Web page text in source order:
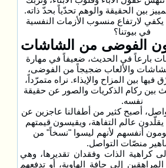
بين الحقيقة والوهم تحدّياً بحدّ ذاته.
لارتفاع منسوب الأزمات النفسية
في بيوتنا؟
الفوضى من الشاشات
بارعاً في الحديث، ضعيفاً في مهارة
والألعاب ضجيجاً من الفوضى،
بين المزاح والإيذاء. نراه متمرّداً،
بين ركام الذكريات والصور عن حقيقة
نفسه.
أصبح كثير من أطفالنا عاجزين عن
عالم التفاهة، ويقيسون قيمتهم
أنفسهم لأنهم ليسوا "نسخاً" من
منصّات التواصل.
كراهية الذات وفقدان تقديرها، وهي
إلى حافة الهاوية، أو تدفعهم